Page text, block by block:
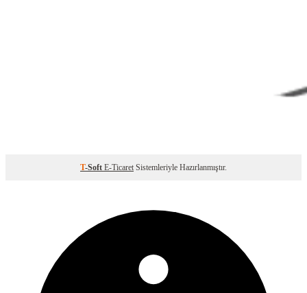
T-Soft E-Ticaret Sistemleriyle Hazırlanmıştır.